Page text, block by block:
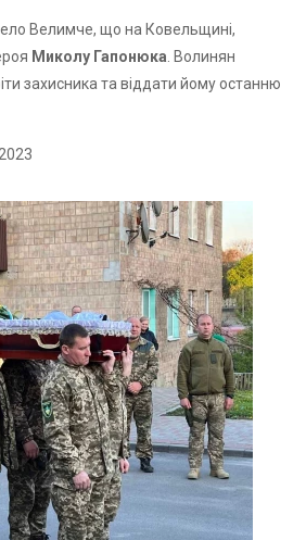
Велимче, що на Ковельщині,
Миколу Гапонюка . Волинян
захисника та віддати йому останню